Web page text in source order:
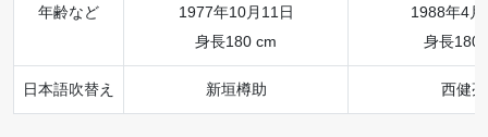
年齢など
1977年10月11日
身長180 cm
1988年4
身長180
日本語吹替え 新垣樽助 西健亮